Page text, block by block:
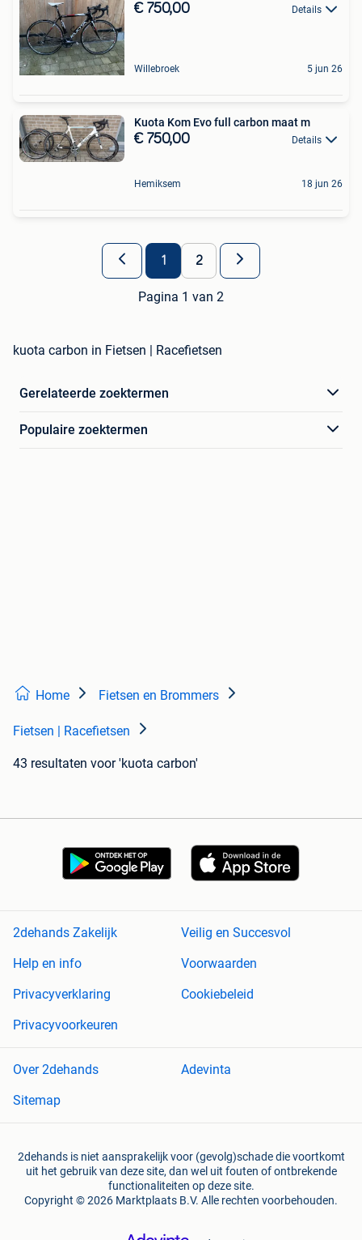
€ 750,00 Details
Willebroek 5 jun 26
Kuota Kom Evo full carbon maat m
€ 750,00 Details
Hemiksem 18 jun 26
1 2
Pagina 1 van 2
kuota carbon in Fietsen | Racefietsen
Gerelateerde zoektermen
Populaire zoektermen
Home Fietsen en Brommers
Fietsen | Racefietsen
43 resultaten voor 'kuota carbon'
2dehands Zakelijk
Veilig en Succesvol
Help en info
Voorwaarden
Privacyverklaring
Cookiebeleid
Privacyvoorkeuren
Over 2dehands
Adevinta
Sitemap
2dehands is niet aansprakelijk voor (gevolg)schade die voortkomt
uit het gebruik van deze site, dan wel uit fouten of ontbrekende
functionaliteiten op deze site.
Copyright © 2026 Marktplaats B.V. Alle rechten voorbehouden.